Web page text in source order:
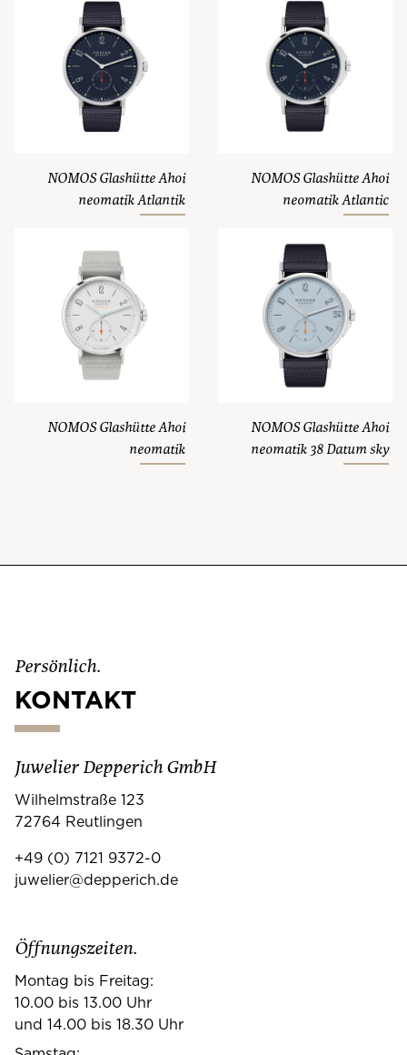
NOMOS Glashütte Ahoi
neomatik Atlantik
NOMOS Glashütte Ahoi
neomatik Atlantic
NOMOS Glashütte Ahoi
neomatik
NOMOS Glashütte Ahoi
neomatik 38 Datum sky
Persönlich.
KONTAKT
Juwelier Depperich GmbH
Wilhelmstraße 123
72764 Reutlingen
+49 (0) 7121 9372-0
juwelier@depperich.de
Öffnungszeiten.
Montag bis Freitag:
10.00 bis 13.00 Uhr
und 14.00 bis 18.30 Uhr